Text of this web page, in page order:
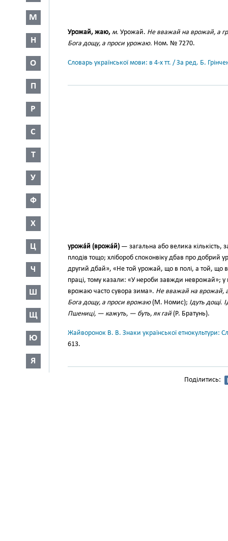
М
Н
О
П
Р
С
Т
У
Ф
Х
Ц
Ч
Ш
Щ
Ю
Я
Урожай, жаю, м. Урожай. Не вважай на врожай, а
Бога дощу, а проси урожаю. Ном. № 7270.
Словарь української мови: в 4-х тт. / За ред. Б.
урожа́й (врожа́й) — загальна або велика кількість,
плодів тощо; хлібороб споконвіку дбав про
другий дбай», «Не той урожай, що в полі, а той, що
праці, тому казали: «У нероби завжди неврожай»; у
врожаю часто сувора зима». Не вважай на врожай, а
Бога дощу, а проси врожаю(М. Номис); Ідуть дощі.
Пшениці, — кажуть, — буть, як гай (Р. Братунь).
Жайворонок В. В. Знаки української етнокультури:
613.
Поділитись: